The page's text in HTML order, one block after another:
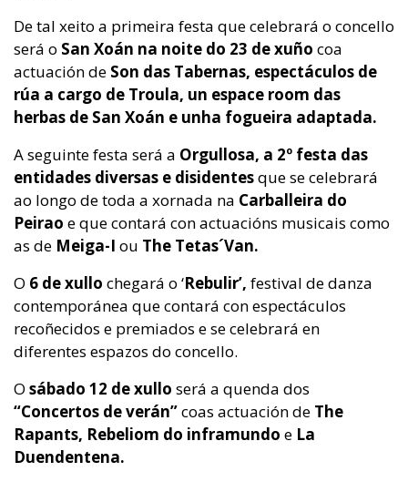
De tal xeito a primeira festa que celebrará o concello
será o San Xoán na noite do 23 de xuño coa
actuación de Son das Tabernas, espectáculos de
rúa a cargo de Troula, un espace room das
herbas de San Xoán e unha fogueira adaptada.
A seguinte festa será a Orgullosa, a 2º festa das
entidades diversas e disidentesque se celebrará
ao longo de toda a xornada na Carballeira do
Peirao e que contará con actuacións musicais como
as de Meiga-I ou The Tetas´Van.
O 6 de xullo chegará o ‘Rebulir’, festival de danza
contemporánea que contará con espectáculos
recoñecidos e premiados e se celebrará en
diferentes espazos do concello.
O sábado 12 de xullo será a quenda dos
“Concertos de verán”coas actuación de The
Rapants, Rebeliom do inframundo e La
Duendentena.